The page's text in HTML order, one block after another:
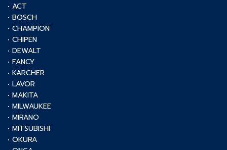
• ACT
• BOSCH
• CHAMPION
• CHIPEN
• DEWALT
• FANCY
• KARCHER
• LAVOR
• MAKITA
• MILWAUKEE
• MIRANO
• MITSUBISHI
• OKURA